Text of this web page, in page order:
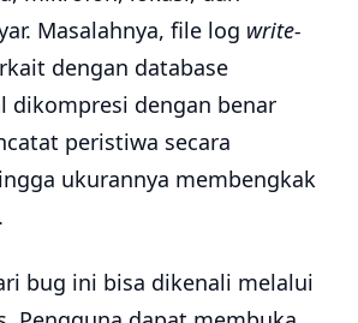
Masalahnya, file log write-
dengan database
dikompresi dengan benar
peristiwa secara
ukurannya membengkak
bug ini bisa dikenali melalui